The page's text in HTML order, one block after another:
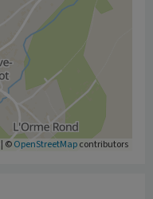
| ©OpenStreetMapcontributors